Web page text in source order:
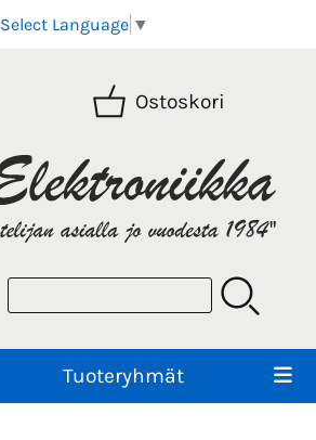
Select Language ▼
Ostoskori
Tuoteryhmät